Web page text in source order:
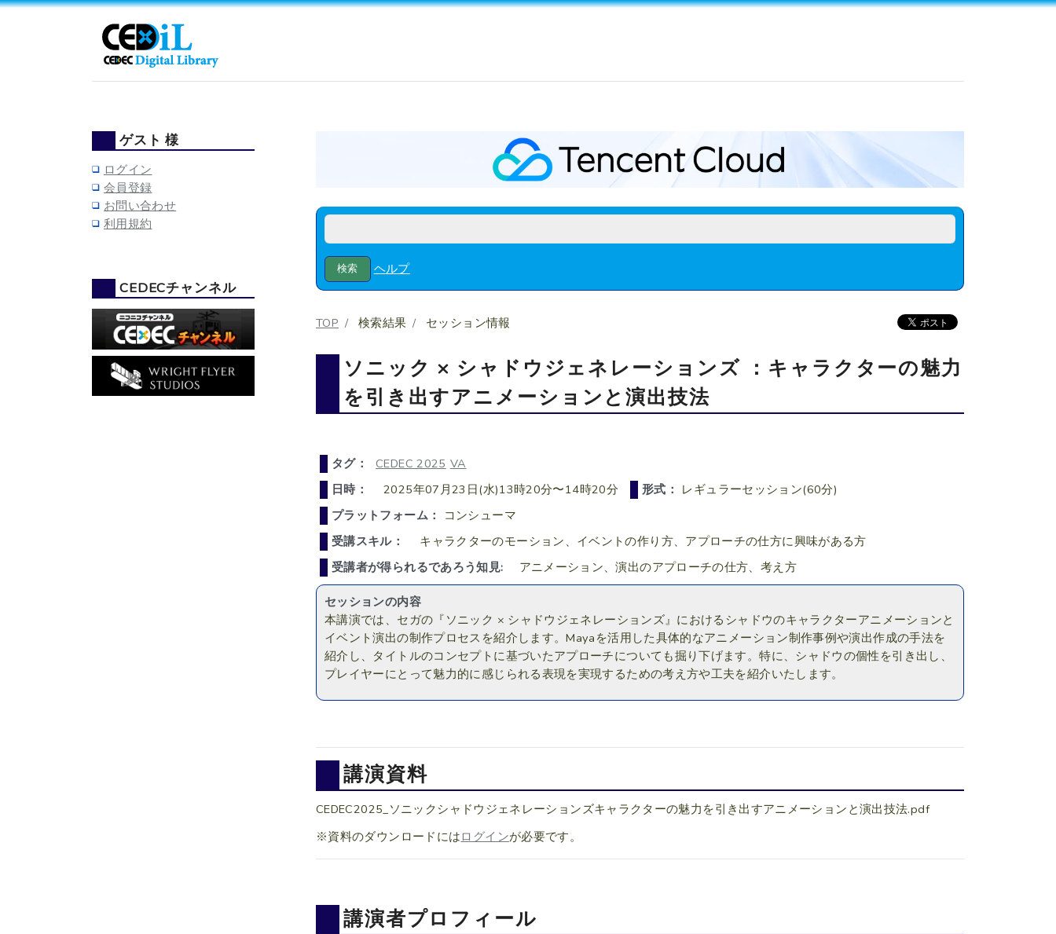
ヘルプ
TOP 検索結果 セッション情報
ソニック × シャドウジェネレーションズ ：キャラクターの魅力
を引き出すアニメーションと演出技法
タグ： CEDEC 2025 VA
日時：
2025年07月23日(水)13時20分〜14時20分 形式： レギュラーセッション(60分)
プラットフォーム：
コンシューマ
受講スキル：
キャラクターのモーション、イベントの作り方、アプローチの仕方に興味がある方
受講者が得られるであろう知見:
アニメーション、演出のアプローチの仕方、考え方
セッションの内容
本講演では、セガの『ソニック × シャドウジェネレーションズ』におけるシャドウのキャラクターアニメーションと
イベント演出の制作プロセスを紹介します。Mayaを活用した具体的なアニメーション制作事例や演出作成の手法を
紹介し、タイトルのコンセプトに基づいたアプローチについても掘り下げます。特に、シャドウの個性を引き出し、
プレイヤーにとって魅力的に感じられる表現を実現するための考え方や工夫を紹介いたします。
講演資料
CEDEC2025_ソニックシャドウジェネレーションズキャラクターの魅力を引き出すアニメーションと演出技法.pdf
※資料のダウンロードには ログインが必要です。
講演者プロフィール
ゲスト 様
ログイン
会員登録
お問い合わせ
利用規約
CEDECチャンネル